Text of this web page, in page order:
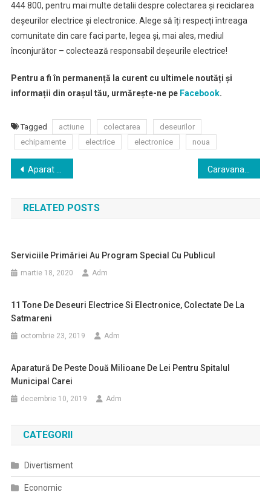
444 800, pentru mai multe detalii despre colectarea și reciclarea
deșeurilor electrice și electronice. Alege să îți respecți întreaga
comunitate din care faci parte, legea și, mai ales, mediul
înconjurător – colectează responsabil deșeurile electrice!
Pentru a fi în permanență la curent cu ultimele noutăți și
informații din orașul tău, urmărește-ne pe Facebook.
Tagged actiune colectarea
deseurilor
echipamente
electrice electronice noua
Navigare
în
articole
Aparat de ultima generatie la Sectia de Urologie de la Spitalul Judetean Satu Mare
RELATED POSTS
Serviciile Primăriei Au Program Special Cu Publicul
martie 18, 2020 Adm
11 Tone De Deseuri Electrice Si Electronice, Colectate De La
Satmareni
octombrie 23, 2019 Adm
Aparatură De Peste Două Milioane De Lei Pentru Spitalul
Municipal Carei
decembrie 10, 2019 Adm
CATEGORII
Divertisment
Economic